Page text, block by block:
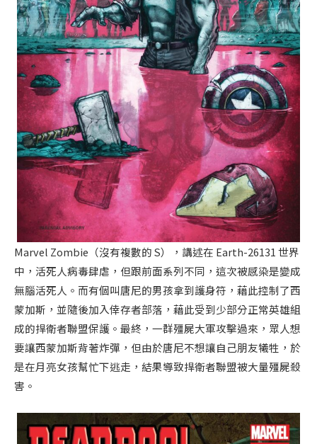
Marvel Zombie（沒有複數的 S），講述在 Earth-26131 世界
中，活死人病毒肆虐，但跟前面系列不同，這次被感染是變成
無腦活死人。而有個叫唐尼的男孩拿到護身符，藉此控制了西
蒙加斯，並隨後加入倖存者部落，藉此受到少部分正常英雄組
成的捍衛者聯盟保護。最終，一群殭屍大軍攻擊過來，眾人想
要讓西蒙加斯背著炸彈，但由於唐尼不想讓自己朋友犧牲，於
是在月亮女孩幫忙下逃走，結果導致捍衛者聯盟被大量殭屍殺
害。